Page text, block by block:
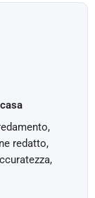
redatto,